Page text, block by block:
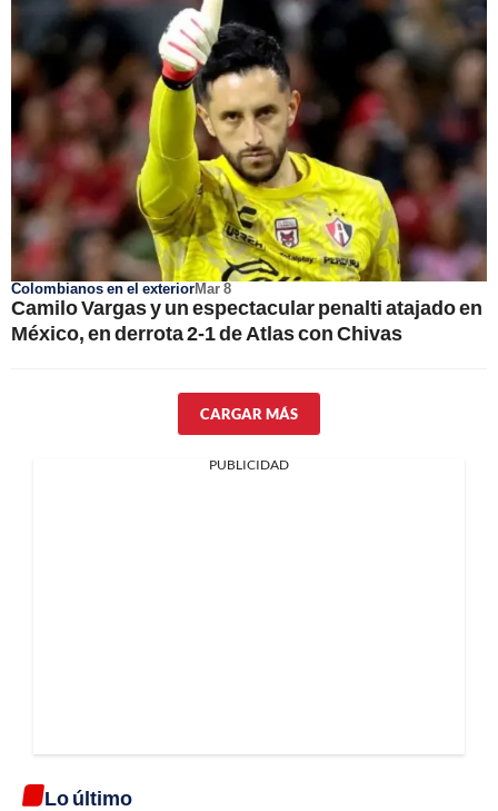
Colombianos en el exteriorMar 8
Camilo Vargas y un espectacular penalti atajado en
México, en derrota 2-1 de Atlas con Chivas
CARGAR MÁS
PUBLICIDAD
Lo último